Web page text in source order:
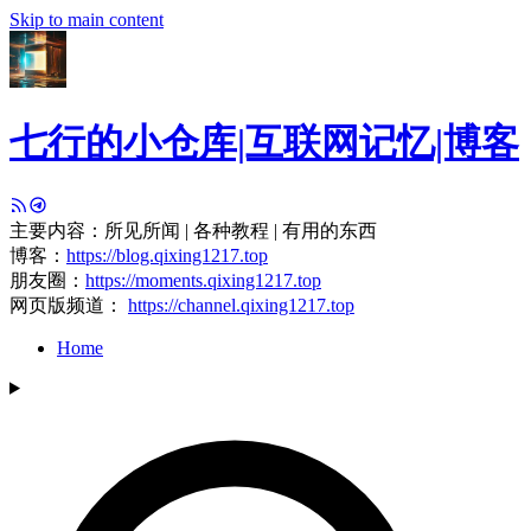
Skip to main content
七行的小仓库|互联网记忆|博客
主要内容：所见所闻 | 各种教程 | 有用的东西
博客： https://blog.qixing1217.top
朋友圈： https://moments.qixing1217.top
网页版频道： https://channel.qixing1217.top
Home